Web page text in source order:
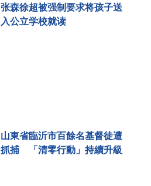
张森徐超被强制要求将孩子送
入公立学校就读
山東省臨沂市百餘名基督徒遭
抓捕 「清零行動」持續升級